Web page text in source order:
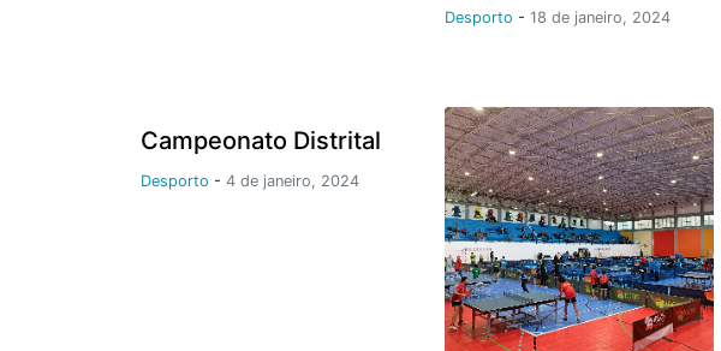
Desporto -18 de janeiro, 2024
Campeonato Distrital
Desporto - 4 de janeiro, 2024